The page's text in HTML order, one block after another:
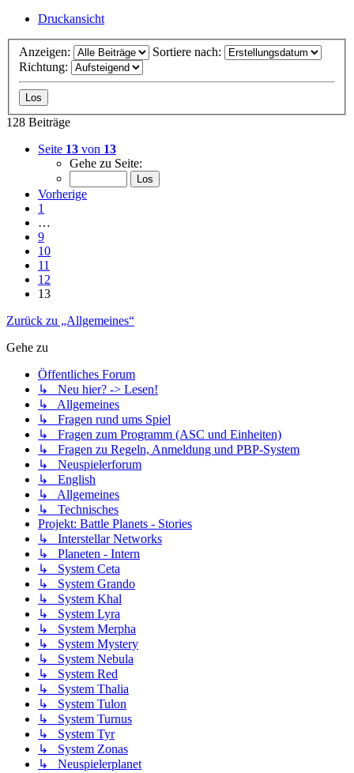
Druckansicht
Anzeigen:
Sortiere nach:
Richtung:
128 Beiträge
Seite 13 von 13
Gehe zu Seite:
Vorherige
1
…
9
10
11
12
13
Zurück zu „Allgemeines“
Gehe zu
Öffentliches Forum
↳ Neu hier? -> Lesen!
↳ Allgemeines
↳ Fragen rund ums Spiel
↳ Fragen zum Programm (ASC und Einheiten)
↳ Fragen zu Regeln, Anmeldung und PBP-System
↳ Neuspielerforum
↳ English
↳ Allgemeines
↳ Technisches
Projekt: Battle Planets - Stories
↳ Interstellar Networks
↳ Planeten - Intern
↳ System Ceta
↳ System Grando
↳ System Khal
↳ System Lyra
↳ System Merpha
↳ System Mystery
↳ System Nebula
↳ System Red
↳ System Thalia
↳ System Tulon
↳ System Turnus
↳ System Tyr
↳ System Zonas
↳ Neuspielerplanet